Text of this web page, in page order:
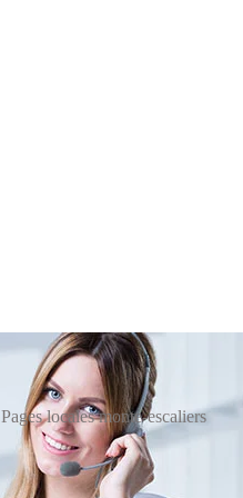
Pages locales monte-escaliers